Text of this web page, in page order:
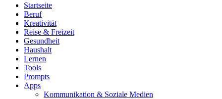
Startseite
Beruf
Kreativität
Reise & Freizeit
Gesundheit
Haushalt
Lernen
Tools
Prompts
Apps
Kommunikation & Soziale Medien